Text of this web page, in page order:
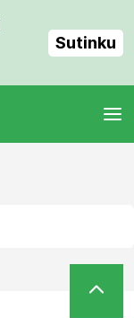
Sutinku